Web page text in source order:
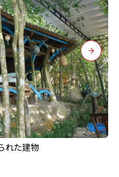
れた建物